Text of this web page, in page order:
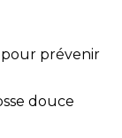
pour prévenir
douce